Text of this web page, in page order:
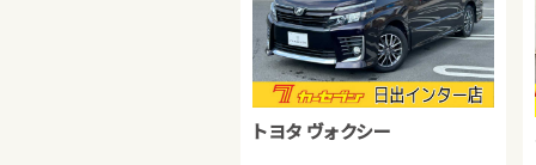
トヨタ ヴォクシー
トヨタ アクア
109.8（税込）
トヨタ ヴェルファイア ハイブ
リッド
445.0（税込）